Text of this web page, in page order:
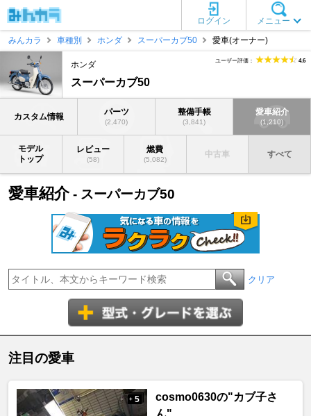
メニュー
ログイン
みんカラ
車種別 ホンダ スーパーカブ50 愛車(オーナー)
ホンダ
スーパーカブ50
ユーザー評価： 4.6
カスタム情報 パーツ
(2,470)
整備手帳
(3,841)
愛車紹介
(1,210)
モデル
トップ
レビュー
(58)
燃費
(5,082)
中古車 すべて
愛車紹介- スーパーカブ50
クリア
注目の愛車
+ 5
cosmo0630の"カブ子さ
ん"